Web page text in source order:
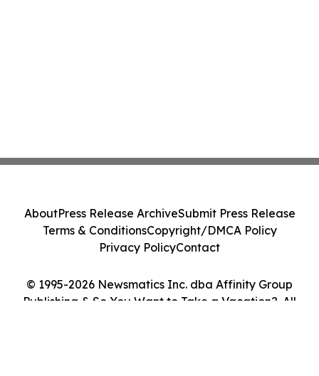
© 1995-2026 Newsmatics Inc. dba Affinity Group
Publishing & So You Want to Take a Vacation?. All
AboutPress Release ArchiveSubmit Press Release
Terms & ConditionsCopyright/DMCA Policy
Privacy PolicyContact